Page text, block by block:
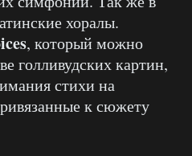
хоралы.
, который можно
голливудских картин,
стихи на
к сюжету